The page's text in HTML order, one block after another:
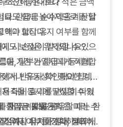
다. 환급금 순수익을 계산할
액과 보장 유지 여부를 함께
도 함께 높아지므로 총 납
해야 합니다.
도 보장은 유지되나요?
며, 일부는 환급과 동시에
서 반드시 확인해야 합니
줄이는 방법은?
까지 유지하거나, 필요 시
시 손실이 발생할 수 있으
을 가진 가입자에게 적합합
거나 유동성이 중요한 경우
대비 효과를 면밀히 따져
재무 계획을 공유할 때는 환
예상 시기를 함께 정리하
축을 동시에 달성할 수 있
환급금 활용 계획을 미리 수
유지 여부를 정확히 파악한